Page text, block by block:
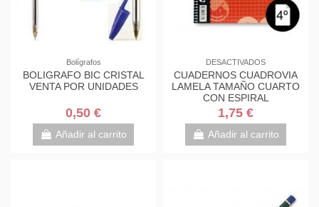
Bolígrafos
BOLIGRAFO BIC CRISTAL
VENTA POR UNIDADES
0,50 €
Añadir al carrito
DESACTIVADOS
CUADERNOS CUADROVIA
LAMELA TAMAÑO CUARTO
CON ESPIRAL
1,75 €
Añadir al carrito